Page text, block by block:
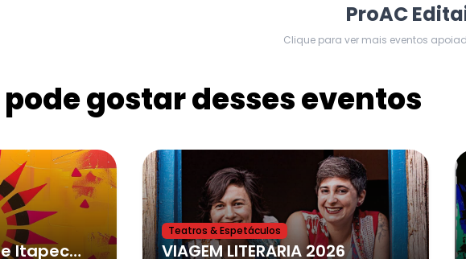
ProAC
Clique para ver mais eventos
gostar desses eventos
Festival Literário de Itapecerica da Serra
Teatros & Espetáculos
VIAGEM LITERARIA 2026